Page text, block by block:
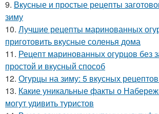
9. Вкусные и простые рецепты
зиму
10. Лучшие рецепты маринованных
приготовить вкусные соленья дома
11. Рецепт маринованных огурцов без
простой и вкусный способ
12. Огурцы на зиму: 5 вкусных
13. Какие уникальные факты о
могут удивить туристов